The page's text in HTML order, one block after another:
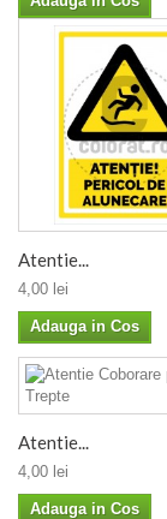
Atentie...
4,00 lei
Adauga in Cos
Atentie...
4,00 lei
Adauga in Cos